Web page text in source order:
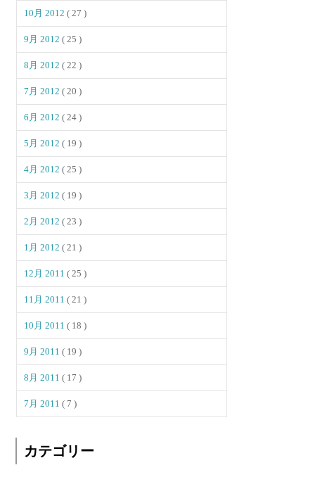
10月 2012( 27 )
9月 2012( 25 )
8月 2012( 22 )
7月 2012( 20 )
6月 2012( 24 )
5月 2012( 19 )
4月 2012( 25 )
3月 2012( 19 )
2月 2012( 23 )
1月 2012( 21 )
12月 2011( 25 )
11月 2011( 21 )
10月 2011( 18 )
9月 2011( 19 )
8月 2011( 17 )
7月 2011( 7 )
カテゴリー